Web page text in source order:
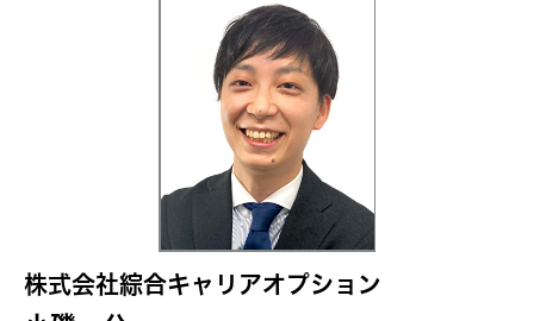
株式会社綜合キャリアオプション